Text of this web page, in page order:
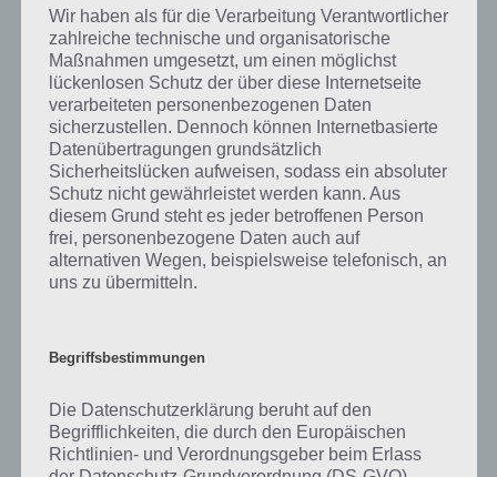
In der App 94 Prozent (kurz 94%) musst du zu einem bestimmten
Sachverhalt die entsprechenden Wörter eintragen, was andere
Personen darauf geantwortet haben. Ziel ist es in jedem Level die
94% der Antworten zu finden, um ein weiteres Level freizuschalten.
Zum aktuellen Zeitpunkt gibt es über 100 Level mit jeweils drei
Sachverhalten, wobei ein Sachverhalt immer ein Bild ist, wozu die
entsprechenden Wörter gesucht sind.
Die App 94% gibt es für Android Smartphones und Tablets, sowie für
iOS auf dem iPhone und iPad zum kostenlosen Download. Wer nicht
weiterkommt, kann auch Münzen einsetzen, um sich Buchstaben
anzeigen zu lassen. Diese erhält man teilweise nur gegen Echtgeld als
sogenannten In-App-Kauf. Natürlich kann man eine Aufgabe auch
Auf WhatsApp teilen Teilen auf Facebook
Tweet auf Twitter
Wir haben als für die Verarbeitung Verantwortlicher
zahlreiche technische und organisatorische
Maßnahmen umgesetzt, um einen möglichst
lückenlosen Schutz der über diese Internetseite
verarbeiteten personenbezogenen Daten
sicherzustellen. Dennoch können Internetbasierte
Datenübertragungen grundsätzlich
Sicherheitslücken aufweisen, sodass ein absoluter
Schutz nicht gewährleistet werden kann. Aus
diesem Grund steht es jeder betroffenen Person
frei, personenbezogene Daten auch auf
alternativen Wegen, beispielsweise telefonisch, an
uns zu übermitteln.
Begriffsbestimmungen
Die Datenschutzerklärung beruht auf den
Begrifflichkeiten, die durch den Europäischen
Richtlinien- und Verordnungsgeber beim Erlass